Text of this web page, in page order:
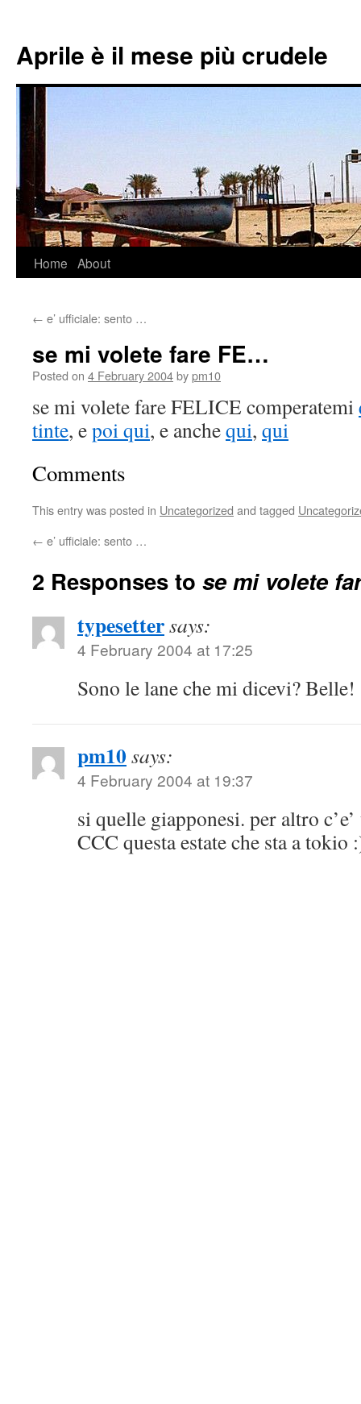
Aprile è il mese più crudele
Skip
content
Home About
← e’ ufficiale: sento …
se mi volete fare FE…
Posted on 4 February 2004bypm10
se mi volete fare FELICE comperatemi
tinte, epoi qui, e anchequi, qui
Comments
This entry was posted in Uncategorized and tagged
← e’ ufficiale: sento …
2 Responses to se mi volete
typesettersays:
4 February 2004 at 17:25
Sono le lane che mi dicevi? Belle!
pm10says:
4 February 2004 at 19:37
si quelle giapponesi. per altro
CCC questa estate che sta a tokio